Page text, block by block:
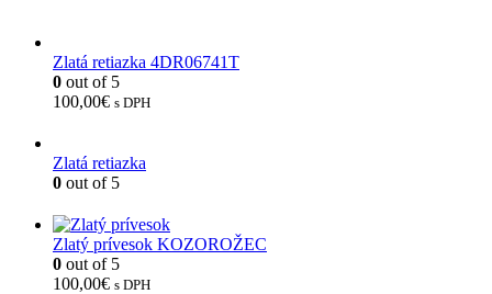
Zlatá retiazka 4DR06741T
0 out of 5
100,00€ s DPH
Zlatá retiazka
0 out of 5
Zlatý prívesok KOZOROŽEC
0 out of 5
100,00€ s DPH